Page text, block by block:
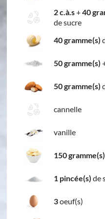
2 c.à.s+40
de sucre
40 gramme(s)
50 gramme(s)
50 gramme(s)
cannelle
vanille
150 gramme(s)
1 pincée(s) de
3oeuf(s)